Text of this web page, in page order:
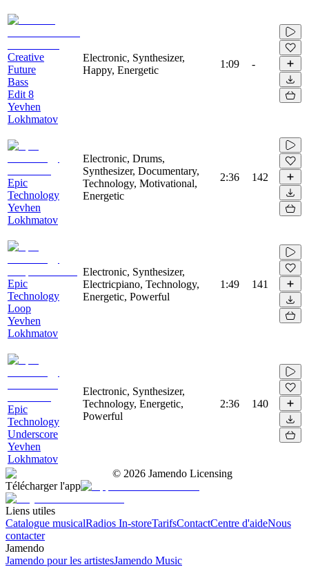
Creative
Future
Bass
Edit 8
Yevhen
Lokhmatov
Electronic, Synthesizer,
Happy, Energetic
1:09 -
Epic
Technology
Yevhen
Lokhmatov
Electronic, Drums,
Synthesizer, Documentary,
Technology, Motivational,
Energetic
2:36 142
Epic
Technology
Loop
Yevhen
Lokhmatov
Electronic, Synthesizer,
Electricpiano, Technology,
Energetic, Powerful
1:49 141
Epic
Technology
Underscore
Yevhen
Lokhmatov
Electronic, Synthesizer,
Technology, Energetic,
Powerful
2:36 140
© 2026 Jamendo Licensing
Télécharger l'app
Liens utiles
Catalogue musicalRadios In-storeTarifsContactCentre d'aideNous
contacter
Jamendo
Jamendo pour les artistesJamendo Music